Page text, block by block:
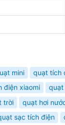
mini quạt tích
điện xiaomi
quạt
trời
quạt hơi
sạc tích điện